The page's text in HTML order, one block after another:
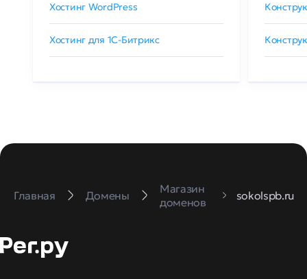
Хостинг WordPress
Хостинг для 1C-Битрикс
Главная Домены
Магазин
доменов
sokolspb.ru